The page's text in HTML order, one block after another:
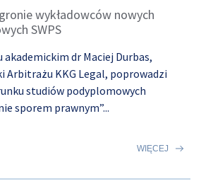
wykładowców nowych
SWPS
akademickim dr Maciej Durbas,
Arbitrażu KKG Legal, poprowadzi
studiów podyplomowych
sporem prawnym”...
WIĘCEJ